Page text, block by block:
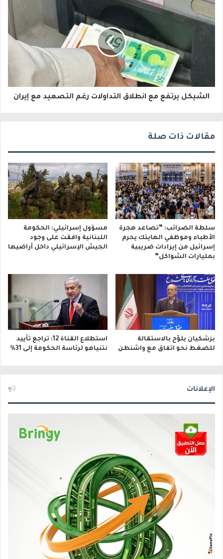
الشيكل يرتفع مع انطلاق التداولات رغم التصعيد مع إيران
مقالات ذات صلة
سلطة الضرائب: “تصاعد هجرة
الأطباء وموظفي الهايتك يحرم
إسرائيل من إيرادات ضريبية
بمليارات الشواكل”
مسؤول إسرائيلي: الحكومة
اللبنانية وافقت على وجود
الجيش الإسرائيلي داخل أراضيها
بزشكيان يلوّح بالاستقالة
للضغط نحو اتفاق مع واشنطن
استطلاع القناة 12: تراجع تأييد
نتنياهو لرئاسة الحكومة إلى 31%
الإعلانات